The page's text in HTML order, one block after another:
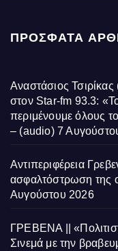
ΠΡΌΣΦΑΤΑ
Αναστάσιος
στον Star-fm 93.3:
περιμένουμε όλους
– (audio) 7
Αντιπεριφέρεια
ασφαλτόστρωση της
Αυγούστου 2026
ΓΡΕΒΕΝΑ ||
Σινεμά με την